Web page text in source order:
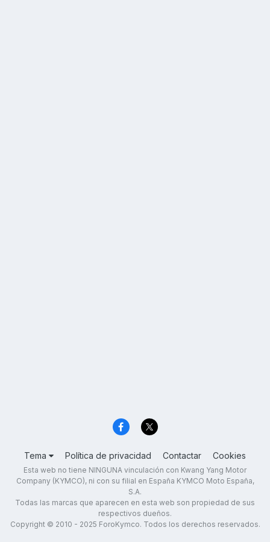
Tema Política de privacidad Contactar Cookies
Esta web no tiene NINGUNA vinculación con Kwang Yang Motor
Company (KYMCO), ni con su filial en España KYMCO Moto España,
S.A.
Todas las marcas que aparecen en esta web son propiedad de sus
respectivos dueños.
Copyright © 2010 - 2025 ForoKymco. Todos los derechos reservados.